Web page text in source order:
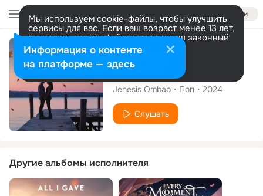
Войти
Мы используем cookie-файлы, чтобы улучшить
сервисы для вас. Если ваш возраст менее 13 лет,
настроить cookie-файлы должен ваш законный
представитель. Больше информации
Разрешить все Настроить
Сингл
Where We Belong
Jenesis Ombao Поп 2024
Слушать
Другие альбомы исполнителя
Информация о контенте
на платформе — здесь